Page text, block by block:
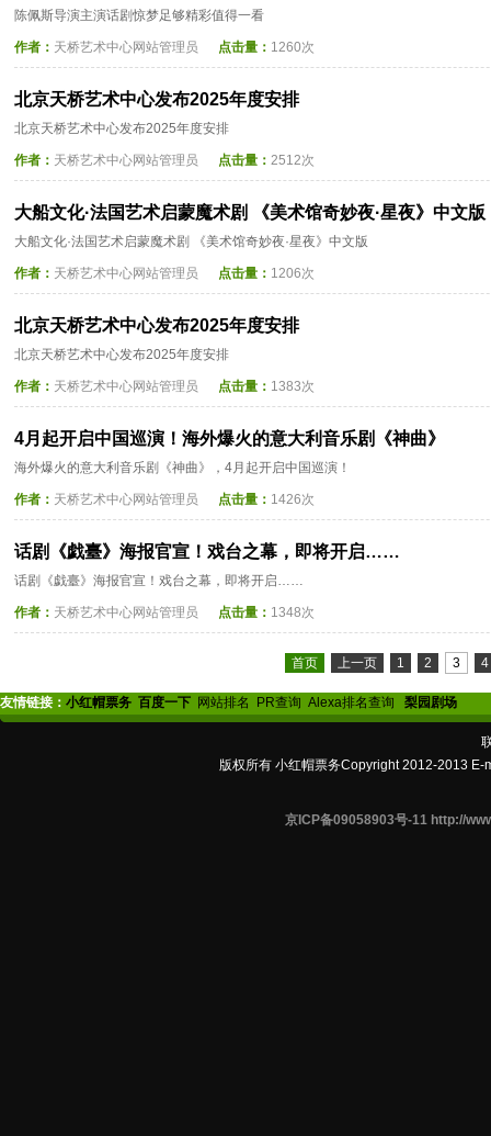
陈佩斯导演主演话剧惊梦足够精彩值得一看
作者： 天桥艺术中心网站管理员 点击量： 1260次
北京天桥艺术中心发布2025年度安排
北京天桥艺术中心发布2025年度安排
作者： 天桥艺术中心网站管理员 点击量： 2512次
大船文化·法国艺术启蒙魔术剧 《美术馆奇妙夜·星夜》中文版
大船文化·法国艺术启蒙魔术剧 《美术馆奇妙夜·星夜》中文版
作者： 天桥艺术中心网站管理员 点击量： 1206次
北京天桥艺术中心发布2025年度安排
北京天桥艺术中心发布2025年度安排
作者： 天桥艺术中心网站管理员 点击量： 1383次
4月起开启中国巡演！海外爆火的意大利音乐剧《神曲》
海外爆火的意大利音乐剧《神曲》，4月起开启中国巡演！
作者： 天桥艺术中心网站管理员 点击量： 1426次
话剧《戯臺》海报官宣！戏台之幕，即将开启……
话剧《戯臺》海报官宣！戏台之幕，即将开启……
作者： 天桥艺术中心网站管理员 点击量： 1348次
首页 上一页 1 2 3 4
友情链接： 小红帽票务 百度一下 网站排名 PR查询 Alexa排名查询 梨园剧场
版权所有 小红帽票务Copyright 2012-2013
京ICP备09058903号-11 http://